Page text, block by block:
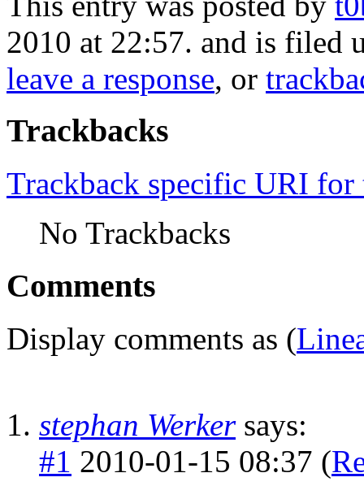
2010 at 22:57. and is filed
leave a response, or
Trackbacks
Trackback specific URI for
No Trackbacks
Comments
Display comments as (
stephan Werker says:
#1 2010-01-15 08:37 (